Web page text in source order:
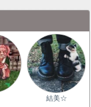
結美☆